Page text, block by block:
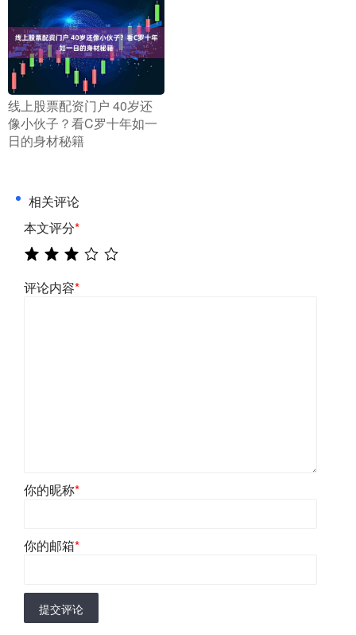
​线上股票配资门户 40岁还
像小伙子？看C罗十年如一
日的身材秘籍
相关评论
本文评分*
评论内容*
你的昵称*
你的邮箱*
提交评论